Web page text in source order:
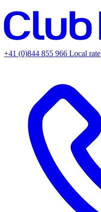
+41 (0)844 855 966 Local rate